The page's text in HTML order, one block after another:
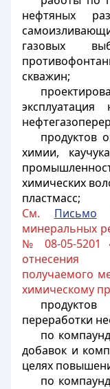
нефтяных
газовых
скважин;
эксплуатация
продуктов
химии,
химических
пластмасс;
См. Письмо
минеральных
№ 08-05-5201
отнесения
получаемого
химическому
переработки
по
добавок и
целях
по